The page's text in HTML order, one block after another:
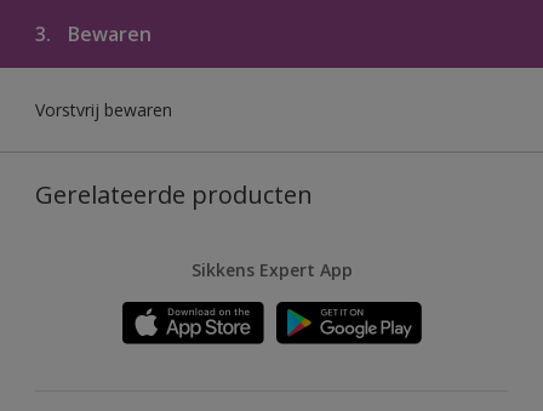
3. Bewaren
Vorstvrij bewaren
Gerelateerde producten
Sikkens Expert App